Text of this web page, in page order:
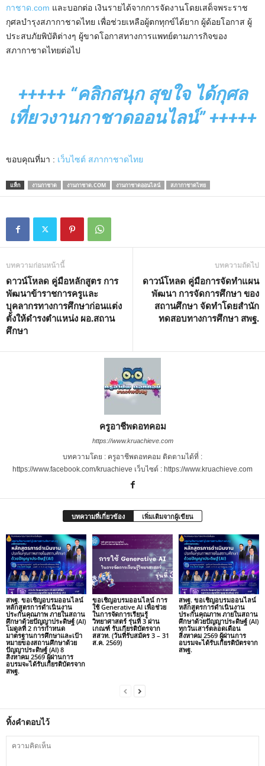
กาชาด.com และบอกต่อ เงินรายได้จากการจัดงานโดยเสด็จพระราช
กุศลบำรุงสภากาชาดไทย เพื่อช่วยเหลือผู้ตกทุกข์ได้ยาก ผู้ด้อยโอกาส ผู้
ประสบภัยพิบัติต่างๆ ผู้ขาดโอกาสทางการแพทย์ตามภารกิจของ
สภากาชาดไทยต่อไป
+++++ “คลิกสนุก สุขใจ ได้กุศล
เที่ยวงานกาชาดออนไลน์” +++++
ขอบคุณที่มา : เว็บไซต์ สภากาชาดไทย
แท็ก งานกาชาด งานกาชาด.COM งานกาชาดออนไลน์ สภากาชาดไทย
บทความก่อนหน้านี้
ดาวน์โหลด คู่มือหลักสูตร การ
พัฒนาข้าราชการครูและ
บุคลากรทางการศึกษาก่อนแต่ง
ตั้งให้ดำรงตำแหน่ง ผอ.สถาน
ศึกษา
บทความถัดไป
ดาวน์โหลด คู่มือการจัดทำแผน
พัฒนา การจัดการศึกษา ของ
สถานศึกษา จัดทำโดยสำนัก
ทดสอบทางการศึกษา สพฐ.
ครูอาชีพดอทคอม
https://www.kruachieve.com
บทความโดย : ครูอาชีพดอทคอม ติดตามได้ที่ :
https://www.facebook.com/kruachieve เว็บไซต์ : https://www.kruachieve.com
บทความที่เกี่ยวข้อง เพิ่มเติมจากผู้เขียน
สพฐ. ขอเชิญอบรมออนไลน์
หลักสูตรการดำเนินงาน
ประกันคุณภาพ ภายในสถาน
ศึกษาด้วยปัญญาประดิษฐ์ (AI)
โมดูลที่ 2 การกำหนด
มาตรฐานการศึกษาและเป้า
หมายของสถานศึกษาด้วย
ปัญญาประดิษฐ์ (AI) 8
สิงหาคม 2569 ผู้ผ่านการ
อบรมจะได้รับเกียรติบัตรจาก
สพฐ.
ขอเชิญอบรมออนไลน์ การ
ใช้ Generative AI เพื่อช่วย
ในการจัดการเรียนรู้
วิทยาศาสตร์ รุ่นที่ 3 ผ่าน
เกณฑ์ รับเกียรติบัตรจาก
สสวท. (วันที่รับสมัคร 3 – 31
ส.ค. 2569)
สพฐ. ขอเชิญอบรมออนไลน์
หลักสูตรการดำเนินงาน
ประกันคุณภาพ ภายในสถาน
ศึกษาด้วยปัญญาประดิษฐ์ (AI)
ทุกวันเสาร์ตลอดเดือน
สิงหาคม 2569 ผู้ผ่านการ
อบรมจะได้รับเกียรติบัตรจาก
สพฐ.
ทิ้งคำตอบไว้